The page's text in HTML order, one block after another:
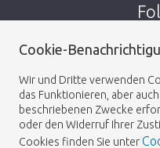
© 2026 -Heemskerk
Cookie-
Wir und Dritte verwenden
das Funktionieren, aber
beschriebenen Zwecke
oder den Widerruf Ihrer
Cookies finden Sie unter